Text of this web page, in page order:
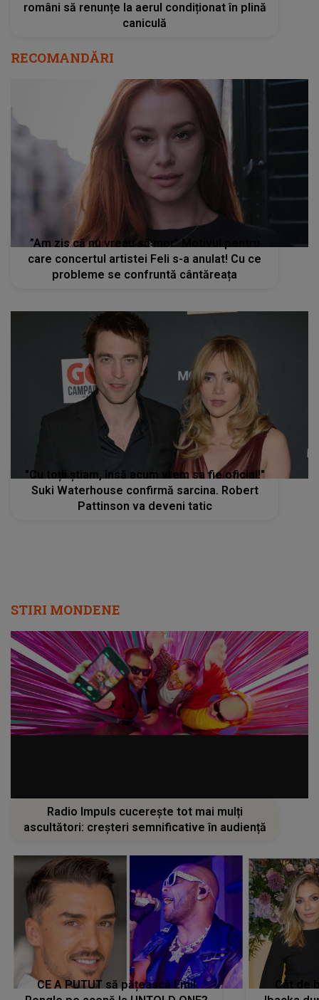
români să renunțe la aerul condiționat în plină
caniculă
RECOMANDĂRI
”Am zis că nu vreau să mor” Motivul pentru
care concertul artistei Feli s-a anulat! Cu ce
probleme se confruntă cântăreața
"Cu toții știam, însă acum vrem sa fie oficial!"
Suki Waterhouse confirmă sarcina. Robert
Pattinson va deveni tatic
STIRI MONDENE
Radio Impuls cucerește tot mai mulți
ascultători: creșteri semnificative în audiență
CE A PUTUT să pățească Emil
Cât de